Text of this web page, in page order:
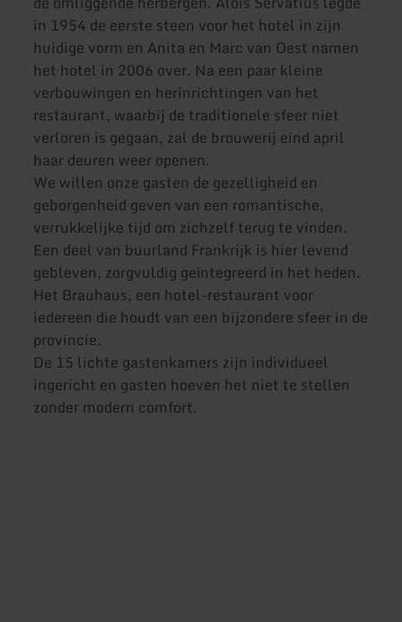
in 1954 de eerste steen voor het hotel in zijn
huidige vorm en Anita en Marc van Oest namen
het hotel in 2006 over. Na een paar kleine
verbouwingen en herinrichtingen van het
restaurant, waarbij de traditionele sfeer niet
verloren is gegaan, zal de brouwerij eind april
haar deuren weer openen.
We willen onze gasten de gezelligheid en
geborgenheid geven van een romantische,
verrukkelijke tijd om zichzelf terug te vinden.
Een deel van buurland Frankrijk is hier levend
gebleven, zorgvuldig geïntegreerd in het heden.
Het Brauhaus, een hotel-restaurant voor
iedereen die houdt van een bijzondere sfeer in de
provincie.
De 15 lichte gastenkamers zijn individueel
ingericht en gasten hoeven het niet te stellen
zonder modern comfort.